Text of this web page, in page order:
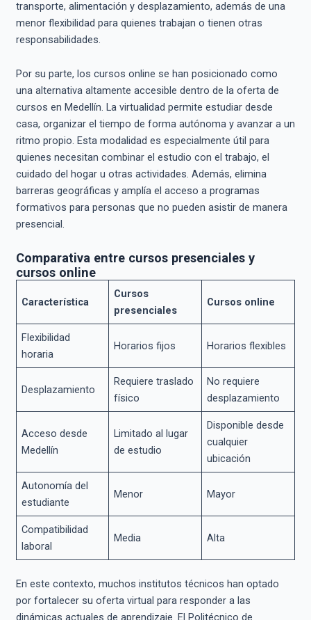
transporte, alimentación y desplazamiento, además de una
menor flexibilidad para quienes trabajan o tienen otras
responsabilidades.
Por su parte, los cursos online se han posicionado como
una alternativa altamente accesible dentro de la oferta de
cursos en Medellín. La virtualidad permite estudiar desde
casa, organizar el tiempo de forma autónoma y avanzar a un
ritmo propio. Esta modalidad es especialmente útil para
quienes necesitan combinar el estudio con el trabajo, el
cuidado del hogar u otras actividades. Además, elimina
barreras geográficas y amplía el acceso a programas
formativos para personas que no pueden asistir de manera
presencial.
Comparativa entre cursos presenciales y
cursos online
Característica
Cursos
presenciales
Cursos online
Flexibilidad
horaria
Horarios fijos Horarios flexibles
Desplazamiento
Requiere traslado
físico
No requiere
desplazamiento
Acceso desde
Medellín
Limitado al lugar
de estudio
Disponible desde
cualquier
ubicación
Autonomía del
estudiante
Menor Mayor
Compatibilidad
laboral
Media Alta
En este contexto, muchos institutos técnicos han optado
por fortalecer su oferta virtual para responder a las
dinámicas actuales de aprendizaje. El Politécnico de